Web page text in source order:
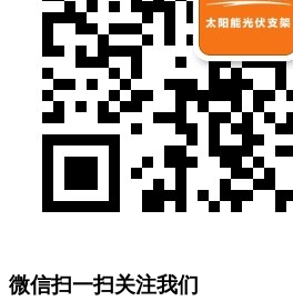
微信扫一扫关注我们